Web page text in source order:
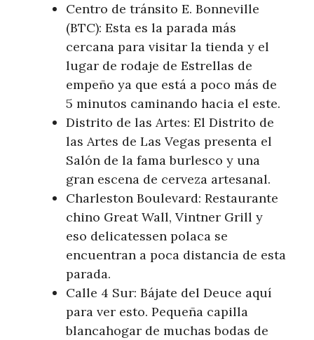
Centro de tránsito E. Bonneville
(BTC): Esta es la parada más
cercana para visitar la tienda y el
lugar de rodaje de Estrellas de
empeño ya que está a poco más de
5 minutos caminando hacia el este.
Distrito de las Artes: El Distrito de
las Artes de Las Vegas presenta el
Salón de la fama burlesco y una
gran escena de cerveza artesanal.
Charleston Boulevard: Restaurante
chino Great Wall, Vintner Grill y
eso delicatessen polaca se
encuentran a poca distancia de esta
parada.
Calle 4 Sur: Bájate del Deuce aquí
para ver esto. Pequeña capilla
blancahogar de muchas bodas de